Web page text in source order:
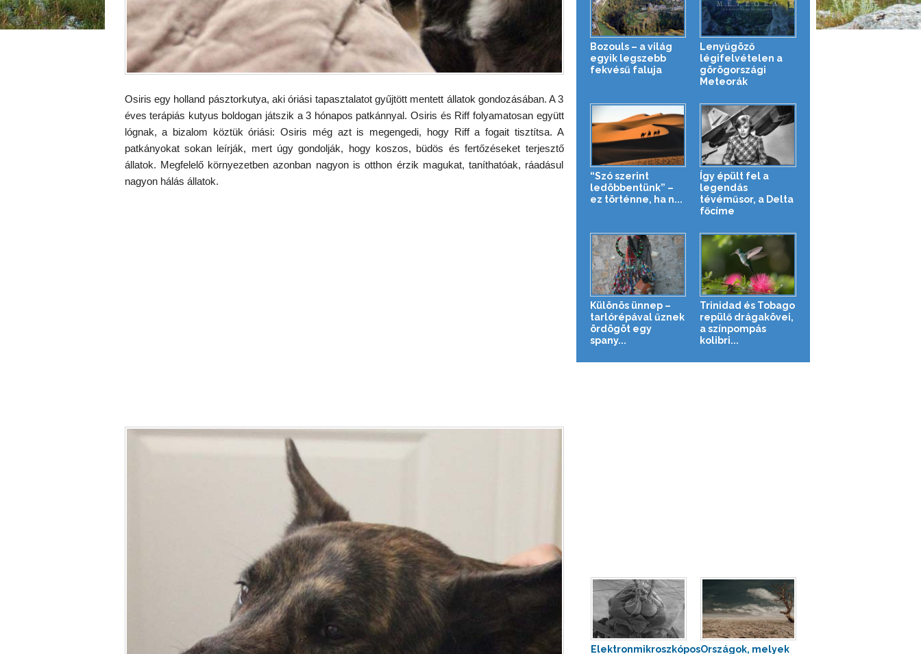
Osiris egy holland pásztorkutya, aki óriási tapasztalatot gyűjtött mentett állatok gondozásában. A 3
éves terápiás kutyus boldogan játszik a 3 hónapos patkánnyal. Osiris és Riff folyamatosan együtt
lógnak, a bizalom köztük óriási: Osiris még azt is megengedi, hogy Riff a fogait tisztítsa. A
patkányokat sokan leírják, mert úgy gondolják, hogy koszos, büdös és fertőzéseket terjesztő
állatok. Megfelelő környezetben azonban nagyon is otthon érzik magukat, taníthatóak, ráadásul
nagyon hálás állatok.
Bozouls – a világ
egyik legszebb
fekvésű faluja
Lenyűgöző
légifelvételen a
görögországi
Meteorák
“Szó szerint
ledöbbentünk” –
ez történne, ha n...
Így épült fel a
legendás
tévéműsor, a Delta
főcíme
Különös ünnep –
tarlórépával űznek
ördögöt egy
spany...
Trinidad és Tobago
repülő drágakövei,
a színpompás
kolibri...
ElektronmikroszkóposOrszágok, melyek